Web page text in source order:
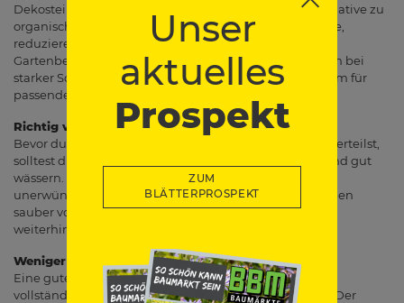
Unser
aktuelles
Prospekt
ZUM
BLÄTTERPROSPEKT
Dekosteine, Kies oder Splitt sind eine langlebige Alternative zu
organischem Mulch. Sie schützen den Boden vor Sonne,
reduzieren Verdunstung und passen gut zu modernen
Gartenbereichen, Wegen oder Vorgärten. Da Steine sich bei
starker Sonne aufheizen können, solltest du sie vor allem für
passende, robuste Pflanzenbereiche nutzen.
Richtig vorbereiten und ausbringen
Bevor du Rindenmulch, Pinienrinde oder Dekosteine verteilst,
solltest du den Boden von Unkraut befreien, lockern und gut
wässern. Ein Unkrautvlies kann zusätzlich helfen,
unerwünschten Bewuchs zu reduzieren und Steinflächen
sauber vom Boden zu trennen. Wichtig ist, dass Wasser
weiterhin gut zu den Pflanzen durchdringen kann.
Weniger gießen, besser schützen
Eine gute Bodenabdeckung ersetzt das Gießen nicht
vollständig, hilft dir aber, Wasser effizienter zu nutzen. Der